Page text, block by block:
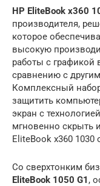
HP EliteBook x360
производителя,
которое
высокую
работы с графикой
сравнению с
Комплексный
защитить
экран с
мгновенно скрыть
EliteBook x360 1030
Со сверхтонким
EliteBook 1050 G1 ,